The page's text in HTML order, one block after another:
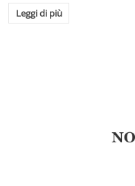
Leggi di più